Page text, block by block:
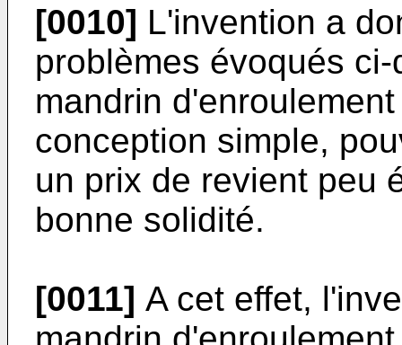
[0010] L'invention a
problèmes évoqués
mandrin
conception simple,
un prix de revient peu
bonne solidité.
[0011] A cet effet,